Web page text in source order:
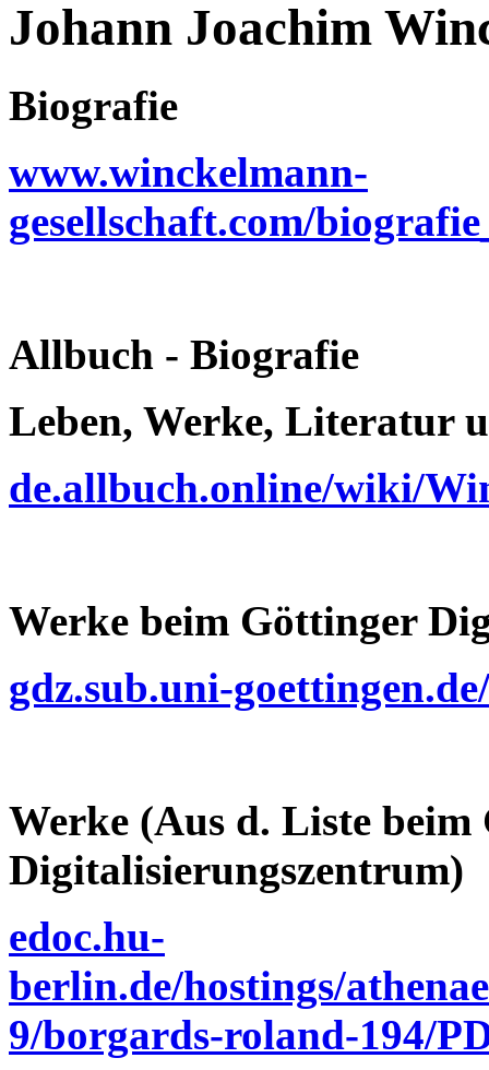
Johann Joachim
Biografie
www.winckelmann-
gesellschaft.com/
Allbuch - Biografie
Leben, Werke, Literatur
de.allbuch.online/wiki/
Werke beim Göttinger
gdz.sub.uni-
Werke (Aus d. Liste beim
Digitalisierungszentrum)
edoc.hu-
berlin.de/hostings/
9/borgards-roland-194/